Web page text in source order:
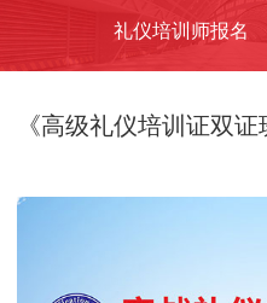
礼仪培训师报名
《高级礼仪培训证双